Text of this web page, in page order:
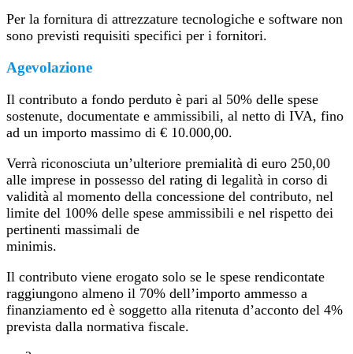
Per la fornitura di attrezzature tecnologiche e software non
sono previsti requisiti specifici per i fornitori.
Agevolazione
Il contributo a fondo perduto è pari al 50% delle spese
sostenute, documentate e ammissibili, al netto di IVA, fino
ad un importo massimo di € 10.000,00.
Verrà riconosciuta un’ulteriore premialità di euro 250,00
alle imprese in possesso del rating di legalità in corso di
validità al momento della concessione del contributo, nel
limite del 100% delle spese ammissibili e nel rispetto dei
pertinenti massimali de
minimis.
Il contributo viene erogato solo se le spese rendicontate
raggiungono almeno il 70% dell’importo ammesso a
finanziamento ed è soggetto alla ritenuta d’acconto del 4%
prevista dalla normativa fiscale.